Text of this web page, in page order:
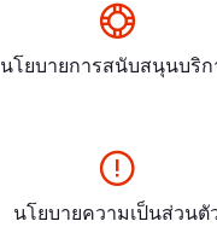
นโยบายการสนับสนุนบริก
นโยบายความเป็นส่วนตั